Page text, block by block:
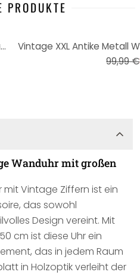
PRODUKTE
Metall Wanduhr XL im Vintage-Look mit römischen Ziffern aus Metall | geräuschlos | Ø50cm
Vintage XXL Antike Metall
99,99 €
Wanduhr mit großen
mit Vintage Ziffern ist ein
das sowohl
Design vereint. Mit
cm ist diese Uhr ein
das in jedem Raum
in Holzoptik verleiht der